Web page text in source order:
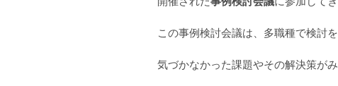
この事例検討会議は、多職種で検討を
気づかなかった課題やその解決策が